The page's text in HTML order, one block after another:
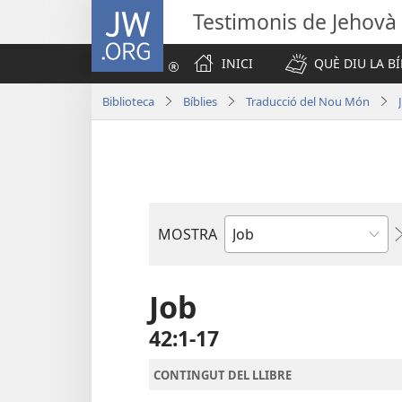
JW.ORG Testimonis de Jehovà
INICI
QUÈ DIU LA
Biblioteca Bíblies Traducció del Nou Món
MOSTRA
Llibre
Job
42:1-17
CONTINGUT DEL LLIBRE